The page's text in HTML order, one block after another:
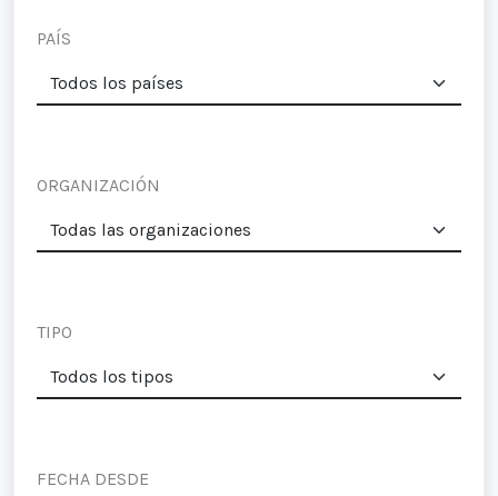
PAÍS
ORGANIZACIÓN
TIPO
FECHA DESDE